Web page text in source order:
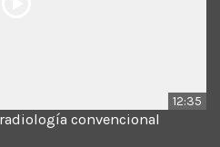
12:35
convencional